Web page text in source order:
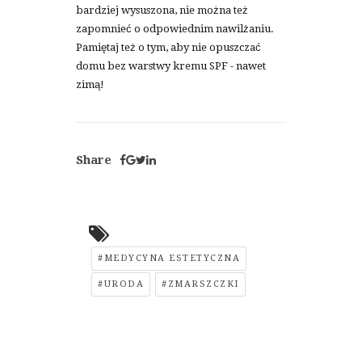
bardziej wysuszona, nie można też
zapomnieć o odpowiednim nawilżaniu.
Pamiętaj też o tym, aby nie opuszczać
domu bez warstwy kremu SPF - nawet
zimą!
Share
#MEDYCYNA ESTETYCZNA
#URODA #ZMARSZCZKI